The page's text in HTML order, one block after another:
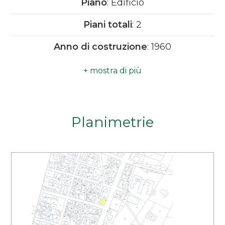
Piano: Edificio
Piani totali: 2
Anno di costruzione: 1960
Doccia
Planimetrie
minime
3